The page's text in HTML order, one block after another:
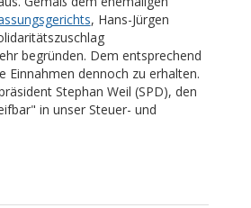
, Hans-Jürgen
begründen. Dem entsprechend
Einnahmen dennoch zu erhalten.
Stephan Weil (SPD), den
in unser Steuer- und